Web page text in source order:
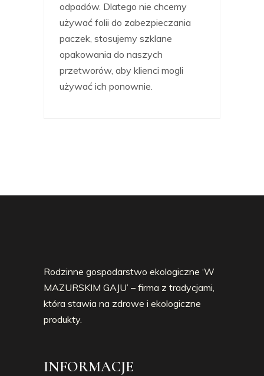
odpadów. Dlatego nie chcemy
używać folii do zabezpieczania
paczek, stosujemy szklane
opakowania do naszych
przetworów, aby klienci mogli
używać ich ponownie.
Rodzinne gospodarstwo ekologiczne ‘W
MAZURSKIM GAJU’ – firma z tradycjami,
która stawia na zdrowe i ekologiczne
produkty.
INFORMACJE